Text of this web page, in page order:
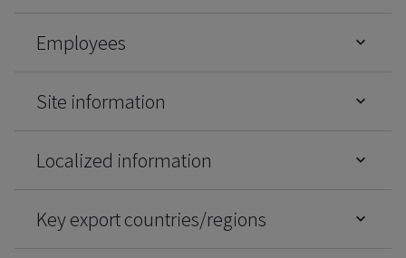
Employees
Site information
Localized information
Key export countries/regions